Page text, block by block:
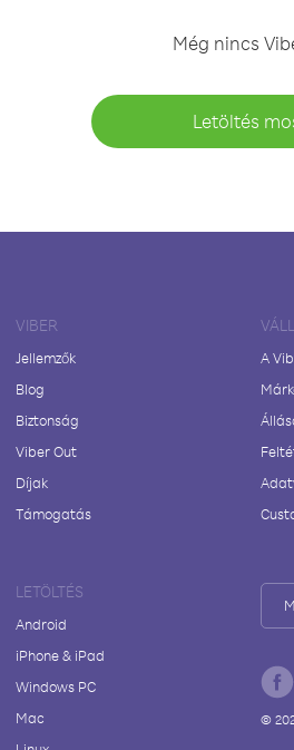
Még nincs
Letöltés
VIBER
Jellemzők
Blog
Biztonság
Viber Out
Díjak
Támogatás
A
LETÖLTÉS
Android
iPhone & iPad
Windows PC
Mac
©